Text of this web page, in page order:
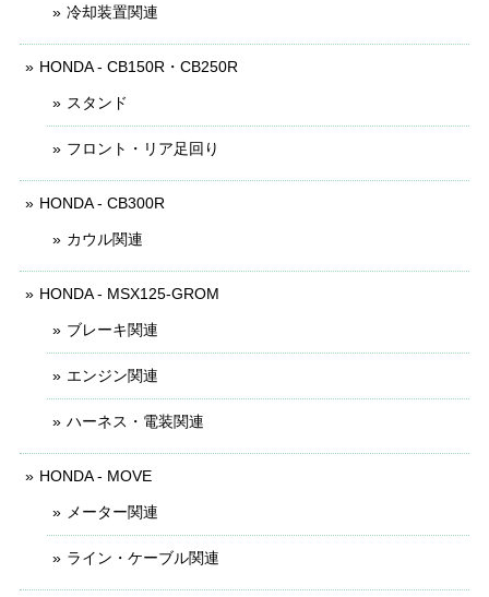
冷却装置関連
HONDA - CB150R・CB250R
スタンド
フロント・リア足回り
HONDA - CB300R
カウル関連
HONDA - MSX125-GROM
ブレーキ関連
エンジン関連
ハーネス・電装関連
HONDA - MOVE
メーター関連
ライン・ケーブル関連